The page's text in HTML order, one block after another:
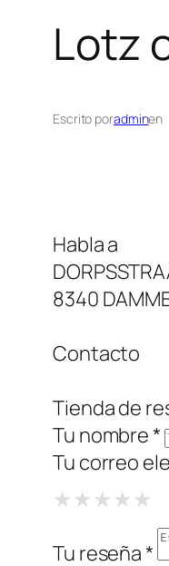
Lotz
Escrito poradminen
Habla a
8340
Contacto
Tienda de
Tu nombre *
Tu correo
★1 Star
★★2
★★★3
★★★★4
★★★★★
Tu reseña *